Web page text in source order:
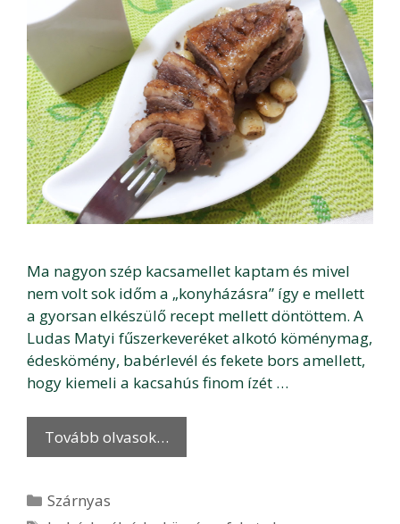
Ma nagyon szép kacsamellet kaptam és mivel
nem volt sok időm a „konyházásra” így e mellett
a gyorsan elkészülő recept mellett döntöttem. A
Ludas Matyi fűszerkeveréket alkotó köménymag,
édeskömény, babérlevél és fekete bors amellett,
hogy kiemeli a kacsahús finom ízét …
Tovább olvasok…
Kategória
Szárnyas